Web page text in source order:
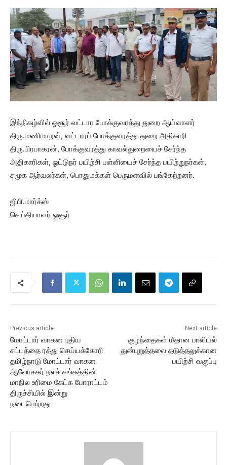
இந்நிகழ்வில் ஓசூர் வட்டார போக்குவரத்து துறை ஆய்வாளர்
திரு.மணிமாறன், வட்டாரப் போக்குவரத்து துறை அதிகாரி
திரு.பிரபாகரன், போக்குவரத்து காவல்துறையைச் சேர்ந்த
அதிகாரிகள், ஓட்டுநர் பயிற்சி பள்ளியைச் சேர்ந்த பயிற்றுநர்கள்,
சமூக ஆர்வலர்கள், பொதுமக்கள் பெருமளவில் பங்கேற்றனர்.
ஜிபி.மார்க்ஸ்
செய்தியாளர் ஓசூர்
Previous article
மோட்டார் வாகன புதிய
சட்டத்தை ரத்து செய்யக்கோரி
தமிழ்நாடு மோட்டார் வாகன
ஆலோசகர் நலச் சங்கத்தின்
மாநில உரிமை கேட்க போராட்டம்
திருச்சியில் இன்று
நடைபெற்றது
Next article
குழந்தைகள் மீதான பாலியல்
துன்புறுத்தலை தடுத்தலுக்கான
பயிற்சி வகுப்பு